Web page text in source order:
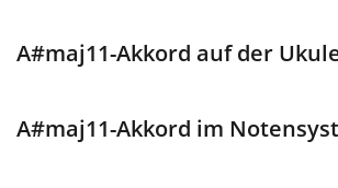
A#maj11-Akkord auf der
A#maj11-Akkord im